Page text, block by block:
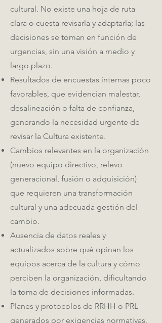
cultural. No existe una hoja de ruta
clara o cuesta revisarla y adaptarla; las
decisiones se toman en función de
urgencias, sin una visión a medio y
largo plazo.
Resultados de encuestas internas poco
favorables, que evidencian malestar,
desalineación o falta de confianza,
generando la necesidad urgente de
revisar la Cultura existente.
Cambios relevantes en la organización
(nuevo equipo directivo, relevo
generacional, fusión o adquisición)
que requieren una transformación
cultural y una adecuada gestión del
cambio.
Ausencia de datos reales y
actualizados sobre qué opinan los
equipos acerca de la cultura y cómo
perciben la organización, dificultando
la toma de decisiones informadas.
Planes y protocolos de RRHH o PRL
generados por exigencias normativas,